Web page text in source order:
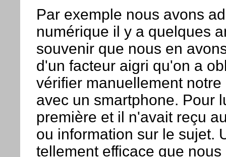
Par exemple nous avons
numérique il y a quelques
souvenir que nous en
d'un facteur aigri qu'on a
vérifier manuellement
avec un smartphone. Pour
première et il n'avait reçu
ou information sur le sujet.
tellement efficace que